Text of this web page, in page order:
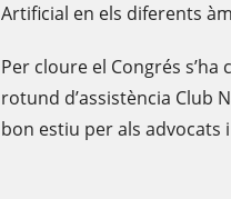
Artificial en els diferents
Per cloure el Congrés
rotund d’assistència Club
bon estiu per als advocats